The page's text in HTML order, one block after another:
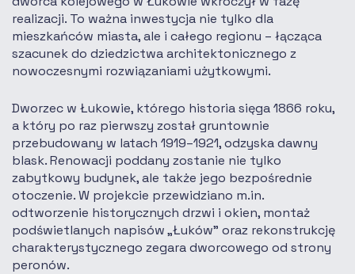
realizacji. To ważna inwestycja nie tylko dla
mieszkańców miasta, ale i całego regionu – łącząca
szacunek do dziedzictwa architektonicznego z
nowoczesnymi rozwiązaniami użytkowymi.
Dworzec w Łukowie, którego historia sięga 1866 roku,
a który po raz pierwszy został gruntownie
przebudowany w latach 1919–1921, odzyska dawny
blask. Renowacji poddany zostanie nie tylko
zabytkowy budynek, ale także jego bezpośrednie
otoczenie. W projekcie przewidziano m.in.
odtworzenie historycznych drzwi i okien, montaż
podświetlanych napisów „Łuków” oraz rekonstrukcję
charakterystycznego zegara dworcowego od strony
peronów.